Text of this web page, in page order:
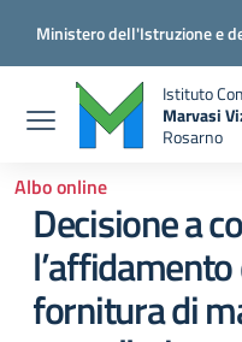
Ministero dell'Istruzione e
Istituto
Marvasi
Rosarno
Albo online
Decisione a
fornitura di